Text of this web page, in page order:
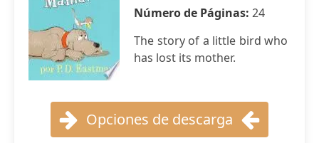
Número de Páginas: 24
The story of a little bird who
has lost its mother.
Opciones de descarga